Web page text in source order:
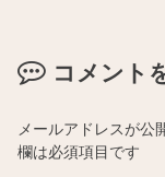
コメント
メールアドレスが公
欄は必須項目です